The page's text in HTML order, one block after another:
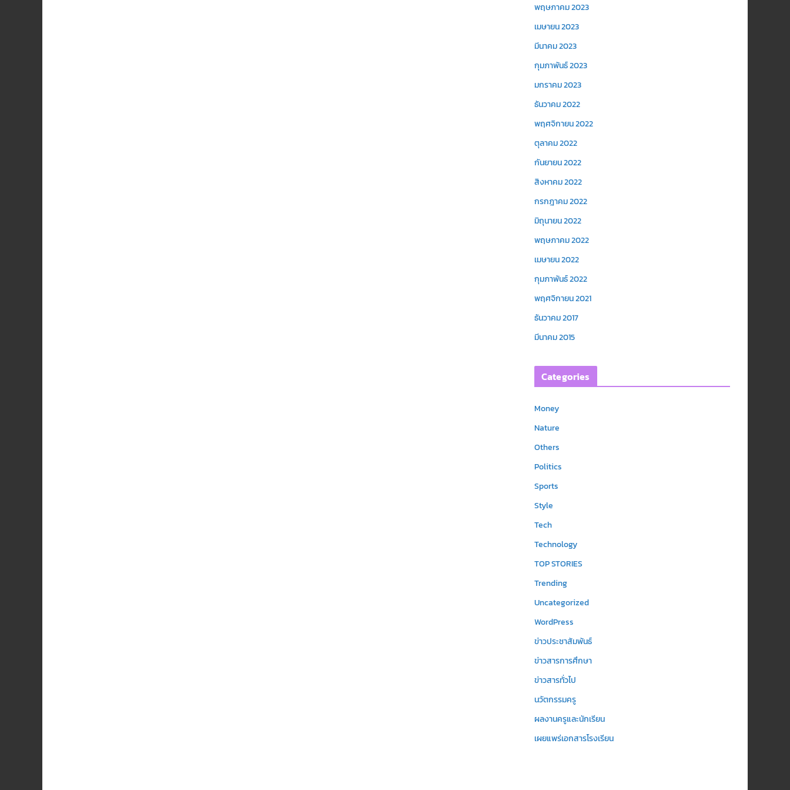
พฤษภาคม 2023
เมษายน 2023
มีนาคม 2023
กุมภาพันธ์ 2023
มกราคม 2023
ธันวาคม 2022
พฤศจิกายน 2022
ตุลาคม 2022
กันยายน 2022
สิงหาคม 2022
กรกฎาคม 2022
มิถุนายน 2022
พฤษภาคม 2022
เมษายน 2022
กุมภาพันธ์ 2022
พฤศจิกายน 2021
ธันวาคม 2017
มีนาคม 2015
Categories
Money
Nature
Others
Politics
Sports
Style
Tech
Technology
TOP STORIES
Trending
Uncategorized
WordPress
ข่าวประชาสัมพันธ์
ข่าวสารการศึกษา
ข่าวสารทั่วไป
นวัตกรรมครู
ผลงานครูและนักเรียน
เผยแพร่เอกสารโรงเรียน